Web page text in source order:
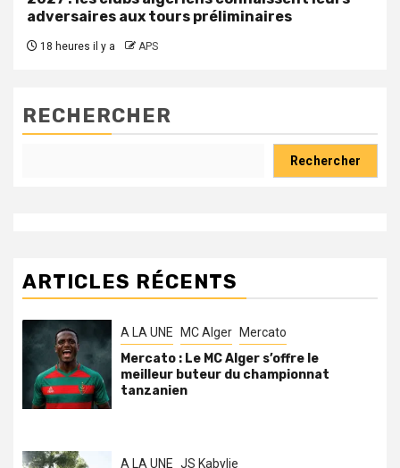
adversaires aux tours préliminaires
18 heures il y a APS
RECHERCHER
Rechercher
ARTICLES RÉCENTS
A LA UNE MC Alger Mercato
Mercato : Le MC Alger s’offre le
meilleur buteur du championnat
tanzanien
A LA UNE JS Kabylie